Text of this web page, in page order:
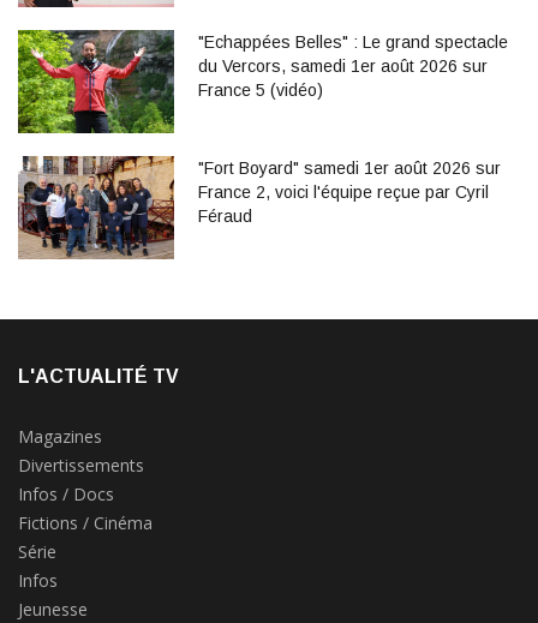
"Echappées Belles" : Le grand spectacle
du Vercors, samedi 1er août 2026 sur
France 5 (vidéo)
"Fort Boyard" samedi 1er août 2026 sur
France 2, voici l'équipe reçue par Cyril
Féraud
L'ACTUALITÉ TV
Magazines
Divertissements
Infos / Docs
Fictions / Cinéma
Série
Infos
Jeunesse